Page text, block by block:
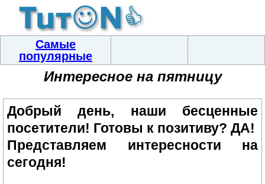
Самые
популярные
Интересное на пятницу
Добрый день, наши бесценные
посетители! Готовы к позитиву? ДА!
Представляем интересности на
сегодня!